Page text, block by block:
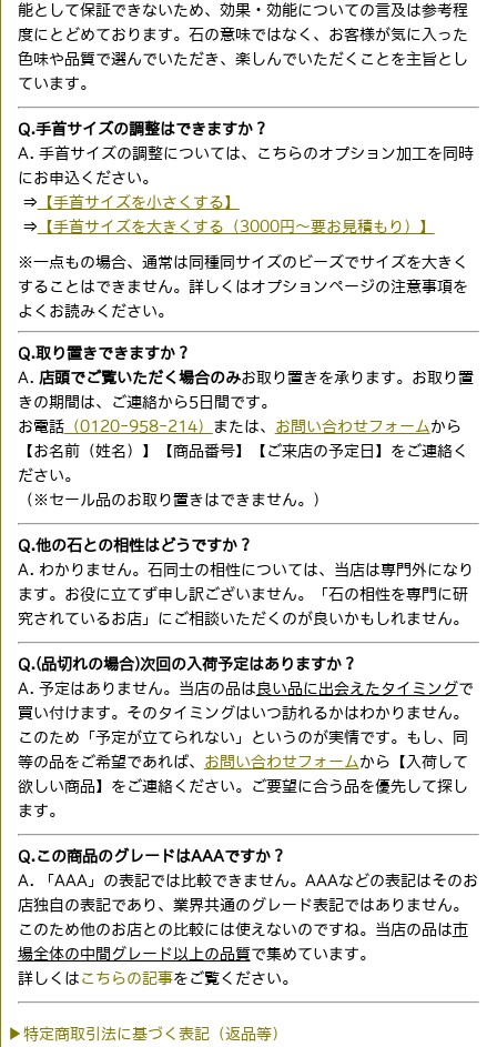
能として保証できないため、効果・効能についての言及は参考程
度にとどめております。石の意味ではなく、お客様が気に入った
色味や品質で選んでいただき、楽しんでいただくことを主旨とし
ています。
Q.手首サイズの調整はできますか？
A. 手首サイズの調整については、こちらのオプション加工を同時
にお申込ください。
⇒ 【手首サイズを小さくする】
⇒ 【手首サイズを大きくする（3000円〜要お見積もり）】
※一点もの場合、通常は同種同サイズのビーズでサイズを大きく
することはできません。詳しくはオプションページの注意事項を
よくお読みください。
Q.取り置きできますか？
A. 店頭でご覧いただく場合のみお取り置きを承ります。お取り置
きの期間は、ご連絡から5日間です。
お電話（0120-958-214） または、 お問い合わせフォーム から
【お名前（姓名）】【商品番号】【ご来店の予定日】をご連絡く
ださい。
（※セール品のお取り置きはできません。）
Q.他の石との相性はどうですか？
A. わかりません。石同士の相性については、当店は専門外になり
ます。お役に立てず申し訳ございません。「石の相性を専門に研
究されているお店」にご相談いただくのが良いかもしれません。
Q.(品切れの場合)次回の入荷予定はありますか？
A. 予定はありません。当店の品は 良い品に出会えたタイミングで
買い付けます。そのタイミングはいつ訪れるかはわかりません。
このため「予定が立てられない」というのが実情です。もし、同
等の品をご希望であれば、 お問い合わせフォーム から【入荷して
欲しい商品】をご連絡ください。ご要望に合う品を優先して探し
ます。
Q.この商品のグレードはAAAですか？
A. 「AAA」の表記では比較できません。AAAなどの表記はそのお
店独自の表記であり、業界共通のグレード表記ではありません。
このため他のお店との比較には使えないのですね。当店の品は市
場全体の中間グレード以上の品質で集めています。
詳しくは こちらの記事をご覧ください。
▶特定商取引法に基づく表記（返品等）